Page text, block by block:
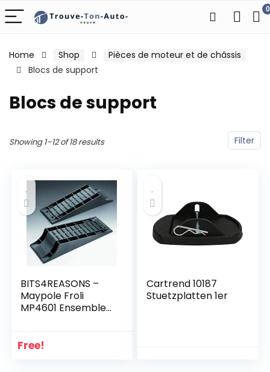
0
Home Shop
Pièces de moteur et de châssis
Blocs de support
Blocs de support
Filter
Showing 1–12 of 18 results
BITS4REASONS –
Maypole Froli
MP4601 Ensemble
camping-car et
Free!
Cartrend 10187
Stuetzplatten 1er